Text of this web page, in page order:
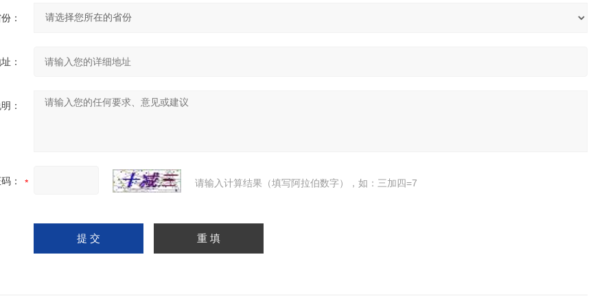
：
：
：
： 请输入计算结果（填写阿拉伯数字），如：三加四=7